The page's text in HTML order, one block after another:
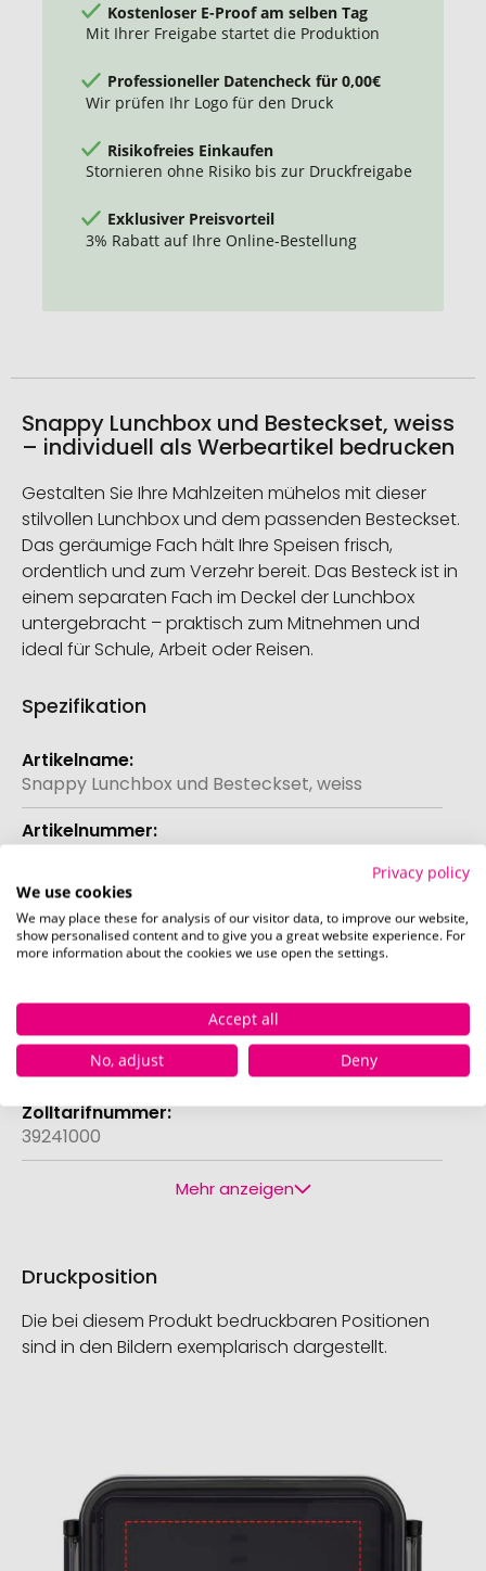
Kostenloser E-Proof am selben Tag
Mit Ihrer Freigabe startet die Produktion
Professioneller Datencheck für 0,00€
Wir prüfen Ihr Logo für den Druck
Risikofreies Einkaufen
Stornieren ohne Risiko bis zur Druckfreigabe
Exklusiver Preisvorteil
3% Rabatt auf Ihre Online-Bestellung
Snappy Lunchbox und Besteckset, weiss
– individuell als Werbeartikel bedrucken
Gestalten Sie Ihre Mahlzeiten mühelos mit dieser
stilvollen Lunchbox und dem passenden Besteckset.
Das geräumige Fach hält Ihre Speisen frisch,
ordentlich und zum Verzehr bereit. Das Besteck ist in
einem separaten Fach im Deckel der Lunchbox
untergebracht – praktisch zum Mitnehmen und
ideal für Schule, Arbeit oder Reisen.
Spezifikation
Weitere
Informationen
Snappy Lunchbox und Besteckset, weiss
35
39241000
Mehr anzeigen
Druckposition
Die bei diesem Produkt bedruckbaren Positionen
sind in den Bildern exemplarisch dargestellt.
Privacy policy
We use cookies
We may place these for analysis of our visitor data, to improve our website,
show personalised content and to give you a great website experience. For
more information about the cookies we use open the settings.
Accept all
No, adjust
Deny